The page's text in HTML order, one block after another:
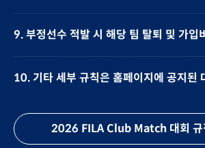
9. 부정선수 적발 시 해당 팀 탈퇴 및 가입
10. 기타 세부 규칙은 홈페이지에 공지된
2026 FILA Club Match 대회 규